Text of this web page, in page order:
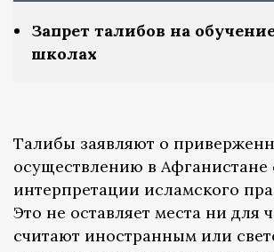
Запрет талибов на
школах
Талибы заявляют о
осуществлению в Афганистане
интерпретации исламского
Это не оставляет места ни для
считают иностранным или